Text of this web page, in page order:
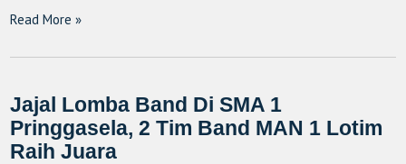
Read More »
Jajal Lomba Band Di SMA 1
Pringgasela, 2 Tim Band MAN 1 Lotim
Raih Juara